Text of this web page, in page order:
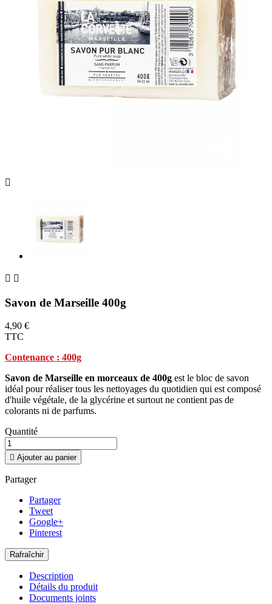

 
Savon de Marseille 400g
4,90 €
TTC
Contenance : 400g
Savon de Marseille en morceaux de 400g est le bloc de savon
idéal pour réaliser tous les nettoyages du quotidien qui est composé
d'huile végétale, de la glycérine et surtout ne contient pas de
colorants ni de parfums.
Quantité
 Ajouter au panier
Partager
Partager
Tweet
Google+
Pinterest
Description
Détails du produit
Documents joints